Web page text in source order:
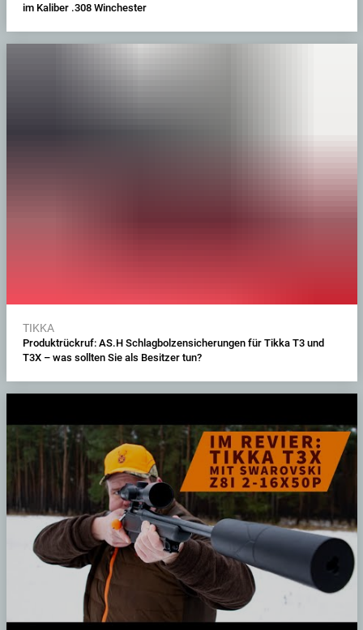
im Kaliber .308 Winchester
TIKKA
Produktrückruf: AS.H Schlagbolzensicherungen für Tikka T3 und
T3X – was sollten Sie als Besitzer tun?